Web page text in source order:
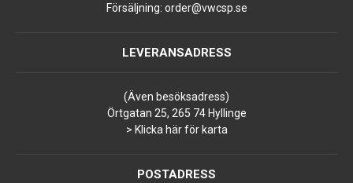
Försäljning: order@vwcsp.se
LEVERANSADRESS
(Även besöksadress)
Örtgatan 25, 265 74 Hyllinge
> Klicka här för karta
POSTADRESS